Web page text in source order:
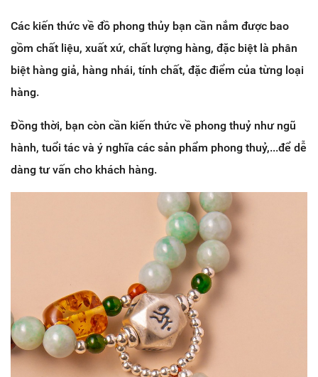
Các kiến thức về đồ phong thủy bạn cần nắm được bao
gồm chất liệu, xuất xứ, chất lượng hàng, đặc biệt là phân
biệt hàng giả, hàng nhái, tính chất, đặc điểm của từng loại
hàng.
Đồng thời, bạn còn cần kiến thức về phong thuỷ như ngũ
hành, tuổi tác và ý nghĩa các sản phẩm phong thuỷ,...để dễ
dàng tư vấn cho khách hàng.